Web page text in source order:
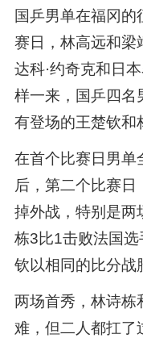
国乒男单在福冈
赛日，林高远和梁
达科·约奇克和日
样一来，国乒四名
有登场的王楚钦和
在首个比赛日男单
后，第二个比赛日
掉外战，特别是两
栋3比1击败法国选
钦以相同的比分战
两场首秀，林诗栋
难，但二人都扛了